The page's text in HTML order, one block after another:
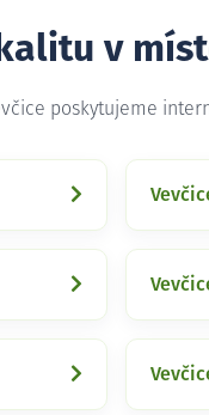
v
poskytujeme